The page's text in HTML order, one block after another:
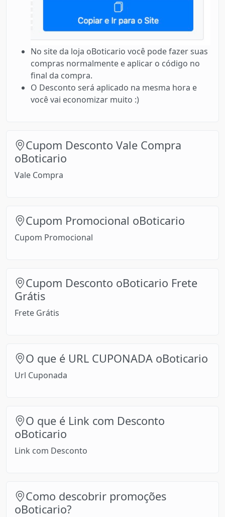
No site da loja oBoticario você pode fazer suas
compras normalmente e aplicar o código no
final da compra.
O Desconto será aplicado na mesma hora e
você vai economizar muito :)
Cupom Desconto Vale Compra
oBoticario
Vale Compra
Cupom Promocional oBoticario
Cupom Promocional
Cupom Desconto oBoticario Frete
Grátis
Frete Grátis
O que é URL CUPONADA oBoticario
Url Cuponada
O que é Link com Desconto
oBoticario
Link com Desconto
Como descobrir promoções
oBoticario?